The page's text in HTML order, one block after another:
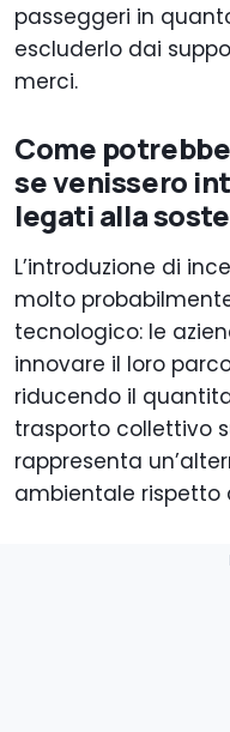
passeggeri in
escluderlo dai
merci.
Come
se venissero
legati alla
L’introduzione di
molto
tecnologico: le
innovare il loro
riducendo il
trasporto collettivo
rappresenta
ambientale rispetto